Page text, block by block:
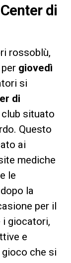
di
rossoblù,
giovedì
si
di
situato
Questo
ai
mediche
le
la
per il
giocatori,
e
che si